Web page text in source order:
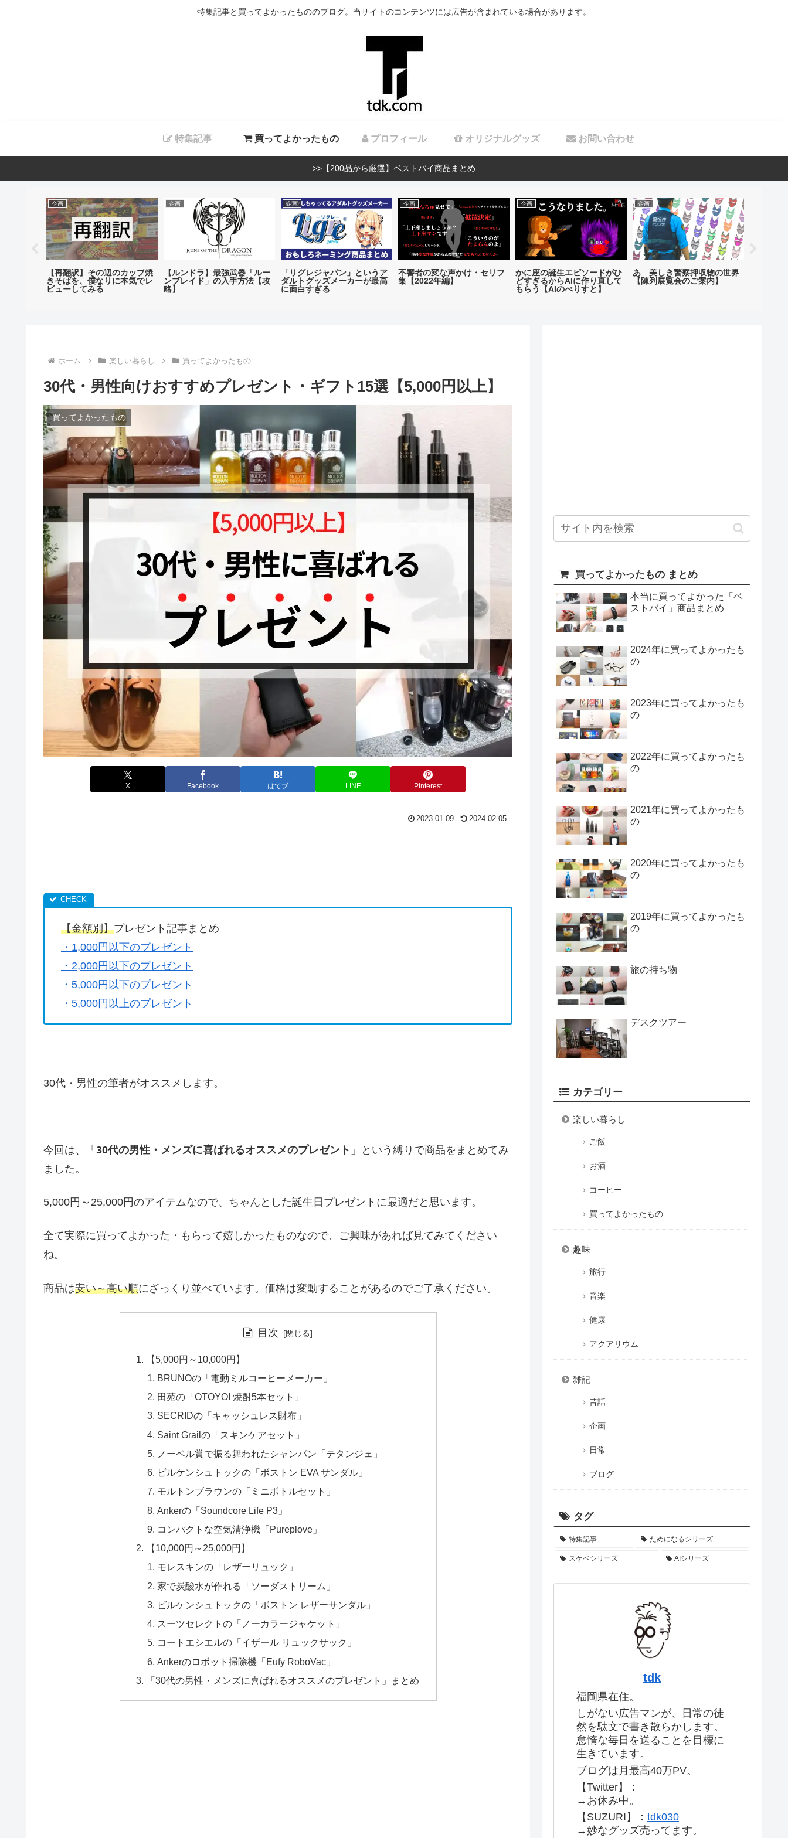
特集記事と買ってよかったもののブログ。当サイトのコンテンツには広告が含まれている場合があります。
特集記事 買ってよかったもの プロフィール オリジナルグッズ お問い合わせ
>>【200品から厳選】ベストバイ商品まとめ
企画
【再翻訳】その辺のカップ焼
きそばを、僕なりに本気でレ
ビューしてみる
企画
【ルンドラ】最強武器「ルー
ンブレイド」の入手方法【攻
略】
企画
「リグレジャパン」というア
ダルトグッズメーカーが最高
に面白すぎる
企画
不審者の変な声かけ・セリフ
集【2022年編】
企画
かに座の誕生エピソードがひ
どすぎるからAIに作り直して
もらう【AIのべりすと】
企画
あゝ美しき警察押収物の世界
【陳列展覧会のご案内】
ホーム 楽しい暮らし 買ってよかったもの
30代・男性向けおすすめプレゼント・ギフト15選【5,000円以上】
買ってよかったもの
X Facebook はてブ LINE Pinterest
2023.01.09 2024.02.05
【金額別】プレゼント記事まとめ
・1,000円以下のプレゼント
・2,000円以下のプレゼント
・5,000円以下のプレゼント
・5,000円以上のプレゼント
30代・男性の筆者がオススメします。
今回は、「 30代の男性・メンズに喜ばれるオススメのプレゼント 」という縛りで商品をまとめてみ
ました。
5,000円～25,000円のアイテムなので、ちゃんとした誕生日プレゼントに最適だと思います。
全て実際に買ってよかった・もらって嬉しかったものなので、ご興味があれば見てみてください
ね。
商品は安い～高い順にざっくり並べています。価格は変動することがあるのでご了承ください。
目次
【5,000円～10,000円】
BRUNOの「電動ミルコーヒーメーカー」
田苑の「OTOYOI 焼酎5本セット」
SECRIDの「キャッシュレス財布」
Saint Grailの「スキンケアセット」
ノーベル賞で振る舞われたシャンパン「テタンジェ」
ビルケンシュトックの「ボストン EVA サンダル」
モルトンブラウンの「ミニボトルセット」
Ankerの「Soundcore Life P3」
コンパクトな空気清浄機「Pureplove」
【10,000円～25,000円】
モレスキンの「レザーリュック」
家で炭酸水が作れる「ソーダストリーム」
ビルケンシュトックの「ボストン レザーサンダル」
スーツセレクトの「ノーカラージャケット」
コートエシエルの「イザール リュックサック」
Ankerのロボット掃除機「Eufy RoboVac」
「30代の男性・メンズに喜ばれるオススメのプレゼント」まとめ
買ってよかったもの まとめ
本当に買ってよかった「ベ
ストバイ」商品まとめ
2024年に買ってよかったも
の
2023年に買ってよかったも
の
2022年に買ってよかったも
の
2021年に買ってよかったも
の
2020年に買ってよかったも
の
2019年に買ってよかったも
の
旅の持ち物
デスクツアー
カテゴリー
楽しい暮らし
ご飯
お酒
コーヒー
買ってよかったもの
趣味
旅行
音楽
健康
アクアリウム
雑記
昔話
企画
日常
ブログ
タグ
特集記事 ためになるシリーズ
スケベシリーズ AIシリーズ
tdk
福岡県在住。
しがない広告マンが、日常の徒
然を駄文で書き散らかします。
怠惰な毎日を送ることを目標に
生きています。
ブログは月最高40万PV。
【Twitter】：
→お休み中。
【SUZURI】： tdk030
→妙なグッズ売ってます。